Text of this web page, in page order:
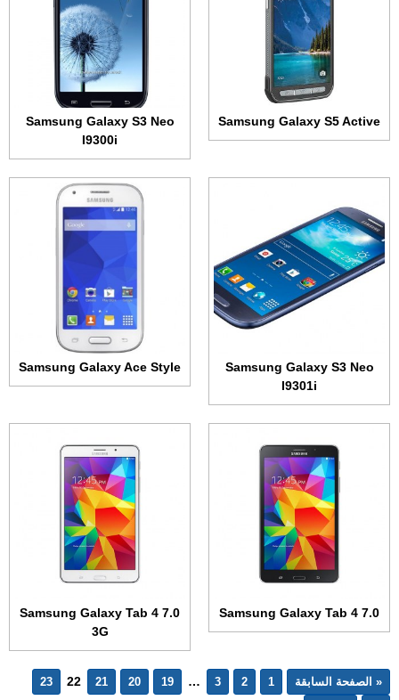
Samsung Galaxy S5 Active
Samsung Galaxy S3 Neo
I9300i
Samsung Galaxy S3 Neo
I9301i
رباعي النواة 1.4 جيجاهرتز
عرض الموصفات ←
Samsung Galaxy Ace Style
الذاكرة الداخلية:4 جيجابايت
ثنائي النواة 1.2 جيجاهرتز
البطارية:1500 مللي أمبير
عرض الموصفات ←
Samsung Galaxy Tab 4 7.0
الشاشة:7.0 بوصة • 800x1280 بكسل
الذاكرة الداخلية:8 أو 16 جيجابايت
الرام:1.5 جيجابايت
رباعي النواة 1.2 جيجاهرتز
Samsung Galaxy Tab 4 7.0
3G
7.0 بوصة • 800x1280 بكسل
الذاكرة الداخلية:8 أو 16 جيجابايت
رباعي النواة 1.2 جيجاهرتز
4000 مللي أمبير
عرض الموصفات ←
« الصفحة السابقة 1
2
3
…
19
20
21
22
23